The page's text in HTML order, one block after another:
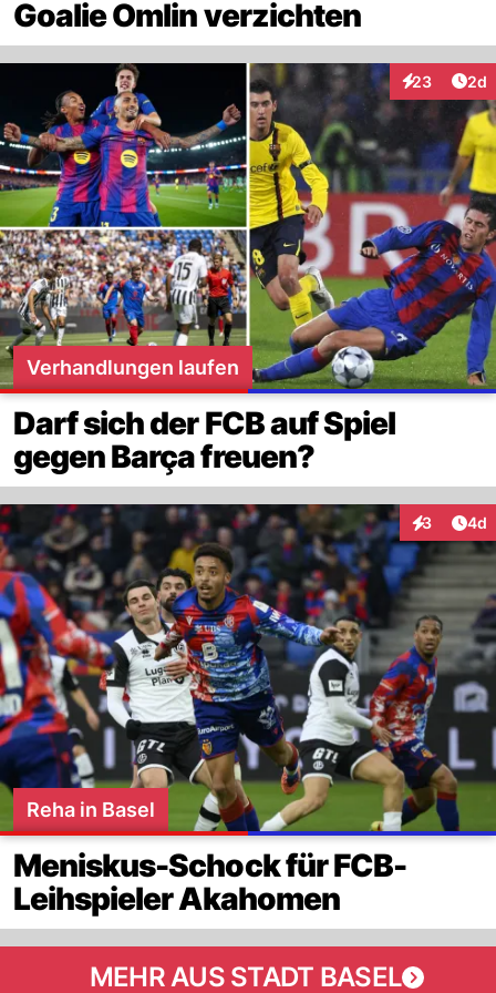
Goalie Omlin verzichten
23
Interaktionen
2d
Verhandlungen laufen
Darf sich der FCB auf Spiel
gegen Barça freuen?
3 4d
Reha in Basel
Meniskus-Schock für FCB-
Leihspieler Akahomen
MEHR AUS STADT BASEL